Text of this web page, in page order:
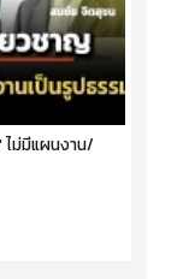
ไม่มีแผนงาน/